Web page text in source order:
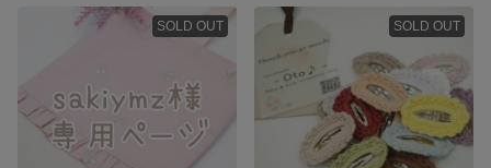
SOLD OUT SOLD OUT